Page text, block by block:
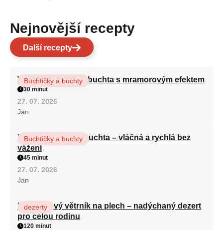
Nejnovější recepty
Další recepty
Vláčná olejová litá buchta s mramorovým efektem
Buchtičky a buchty
30 minut
27. 07. 2026
Jan
Hrnková maková buchta – vláčná a rychlá bez
vážení
Buchtičky a buchty
45 minut
27. 07. 2026
Jan
Karamelový větrník na plech – nadýchaný dezert
pro celou rodinu
dezerty
120 minut